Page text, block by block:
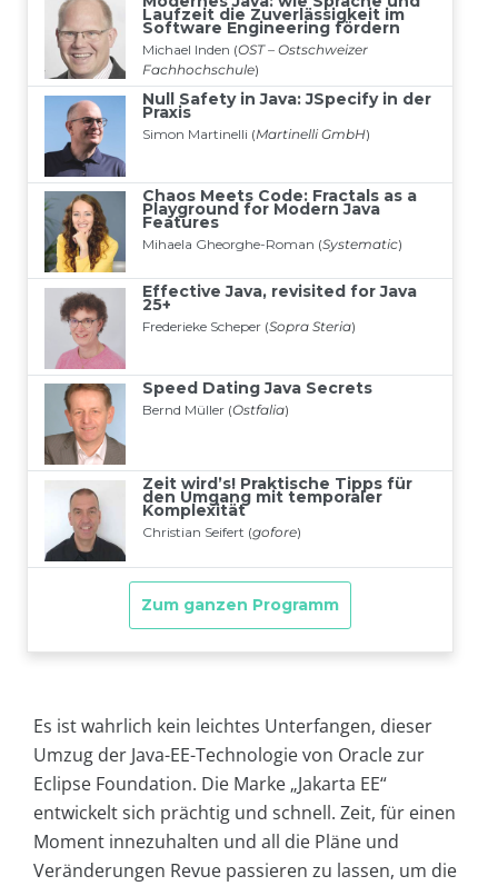
Es ist wahrlich kein leichtes Unterfangen, dieser
Umzug der Java-EE-Technologie von Oracle zur
Eclipse Foundation. Die Marke „Jakarta EE“
entwickelt sich prächtig und schnell. Zeit, für einen
Moment innezuhalten und all die Pläne und
Veränderungen Revue passieren zu lassen, um die